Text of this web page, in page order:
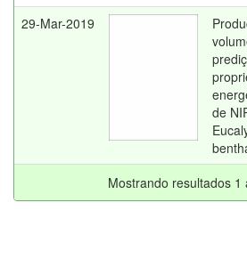
29-Mar-2019
de
Mostrando resultados 1